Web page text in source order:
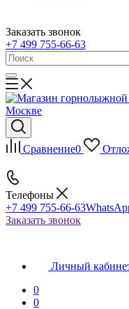
Заказать звонок
+7 499 755-66-63
Сравнение0
Телефоны
+7 499 755-66-63
Заказать звонок
Личный
0
0